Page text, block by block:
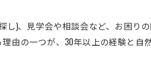
し)、見学会や相談会など、お困り
由の一つが、30年以上の経験と自